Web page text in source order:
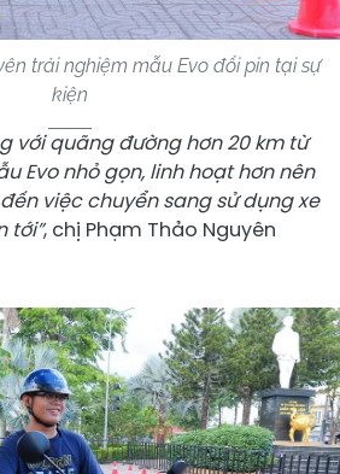
trải nghiệm mẫu Evo đổi pin tại sự
kiện
với quãng đường hơn20 kmtừ
Evo nhỏ gọn, linh hoạt hơnnên
việc chuyển sang sử dụng xe
tới”, chị Phạm Thảo Nguyên